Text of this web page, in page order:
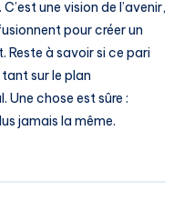
une vision de l’avenir,
pour créer un
Reste à savoir si ce pari
sur le plan
Une chose est sûre :
jamais la même.